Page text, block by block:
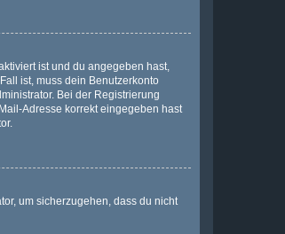
ist und du angegeben hast,
ist, muss dein Benutzerkonto
Bei der Registrierung
Adresse korrekt eingegeben hast
um sicherzugehen, dass du nicht